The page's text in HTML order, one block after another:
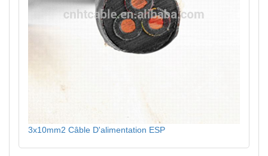
3x10mm2 Câble D'alimentation ESP